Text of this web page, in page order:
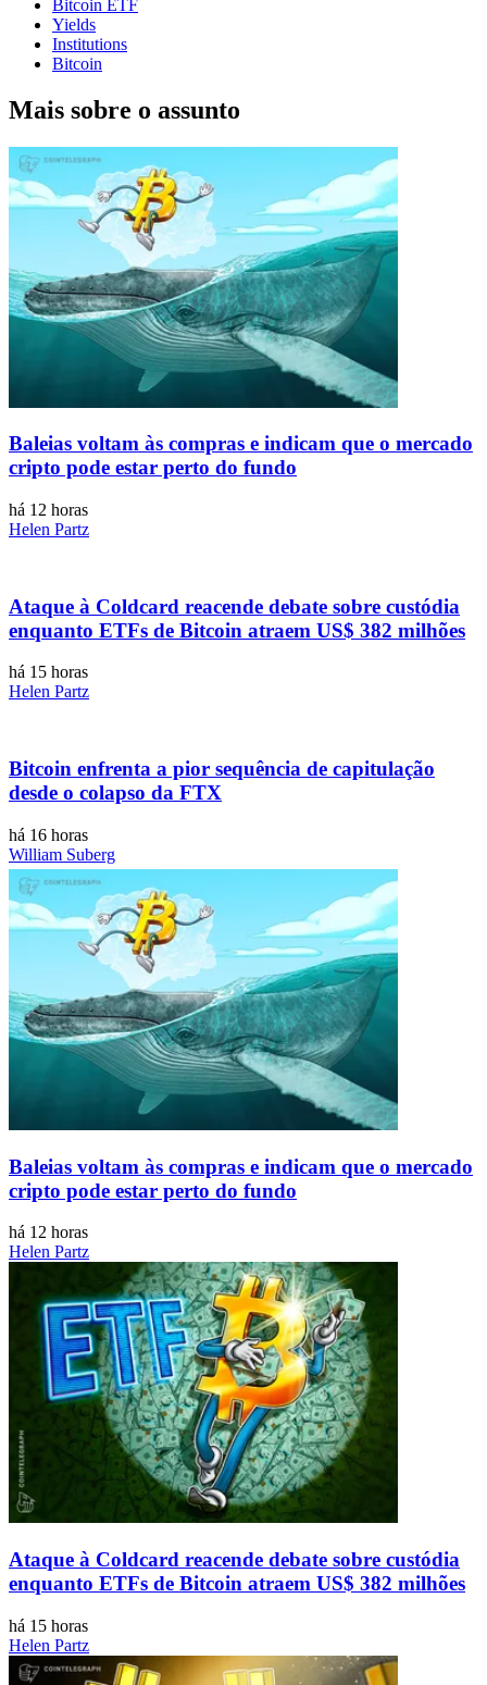
Bitcoin ETF
Yields
Institutions
Bitcoin
Mais sobre o assunto
Baleias voltam às compras e indicam que o mercado
cripto pode estar perto do fundo
há 12 horas
Helen Partz
Ataque à Coldcard reacende debate sobre custódia
enquanto ETFs de Bitcoin atraem US$ 382 milhões
há 15 horas
Helen Partz
Bitcoin enfrenta a pior sequência de capitulação
desde o colapso da FTX
há 16 horas
William Suberg
Baleias voltam às compras e indicam que o mercado
cripto pode estar perto do fundo
há 12 horas
Helen Partz
Ataque à Coldcard reacende debate sobre custódia
enquanto ETFs de Bitcoin atraem US$ 382 milhões
há 15 horas
Helen Partz